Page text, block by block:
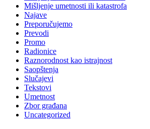
Mišljenje umetnosti ili katastrofa
Najave
Preporučujemo
Prevodi
Promo
Radionice
Raznorodnost kao istrajnost
Saopštenja
Slučajevi
Tekstovi
Umetnost
Zbor građana
Uncategorized